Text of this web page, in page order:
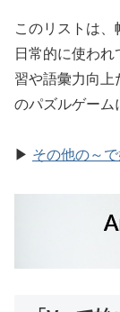
このリストは、
日常的に使わ
習や語彙力向上
のパズルゲーム
▶ その他の～